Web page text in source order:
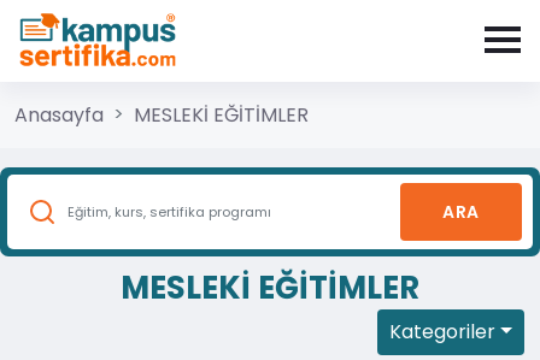
Anasayfa MESLEKİ EĞİTİMLER
ARA
MESLEKİ EĞİTİMLER
Kategoriler